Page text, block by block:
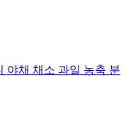
야채 채소 과일 농축 분